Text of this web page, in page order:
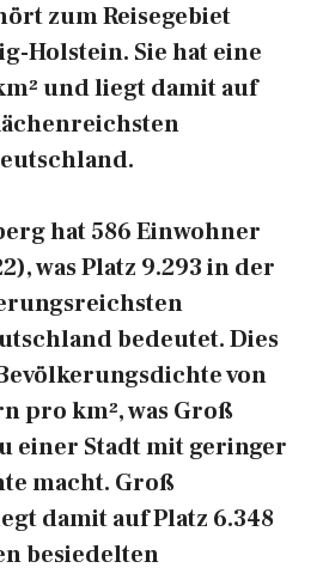
zum Reisegebiet
Holstein. Sie hat eine
und liegt damit auf
hat 586 Einwohner
was Platz 9.293 in der
bedeutet. Dies
von
pro km², was Groß
einer Stadt mit geringer
macht. Groß
damit auf Platz 6.348
besiedelten